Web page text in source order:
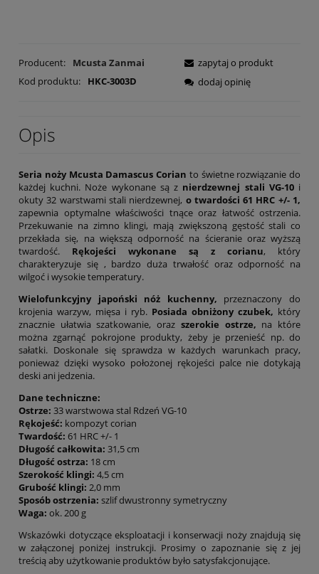
Producent:
Mcusta Zanmai
Kod produktu:
HKC-3003D
zapytaj o produkt
dodaj opinię
Opis
Seria noży Mcusta Damascus Corian to świetne rozwiązanie do
każdej kuchni. Noże wykonane są z nierdzewnej stali VG-10i
okuty 32 warstwami stali nierdzewnej, o twardości 61 HRC +/- 1,
zapewnia optymalne właściwości tnące oraz łatwość ostrzenia.
Przekuwanie na zimno klingi, mają zwiększoną gęstość stali co
przekłada się, na większą odporność na ścieranie oraz wyższą
twardość. Rękojeści wykonane są z corianu, który
charakteryzuje się , bardzo duża trwałość oraz odporność na
wilgoć i wysokie temperatury.
Wielofunkcyjny japoński nóż kuchenny, przeznaczony do
krojenia warzyw, mięsa i ryb. Posiada obniżony czubek, który
znacznie ułatwia szatkowanie, oraz szerokie ostrze, na które
można zgarnąć pokrojone produkty, żeby je przenieść np. do
sałatki. Doskonale się sprawdza w każdych warunkach pracy,
ponieważ dzięki wysoko położonej rękojeści palce nie dotykają
deski ani jedzenia.
Dane techniczne:
Ostrze: 33 warstwowa stal Rdzeń VG-10
Rękojeść: kompozyt corian
Twardość: 61 HRC +/- 1
Długość całkowita: 31,5 cm
Długość ostrza: 18 cm
Szerokość klingi: 4,5 cm
Grubość klingi: 2,0 mm
Sposób ostrzenia: szlif dwustronny symetryczny
Waga: ok. 200 g
Wskazówki dotyczące eksploatacji i konserwacji noży znajdują się
w załączonej poniżej instrukcji. Prosimy o zapoznanie się z jej
treścią aby użytkowanie produktów było satysfakcjonujące.